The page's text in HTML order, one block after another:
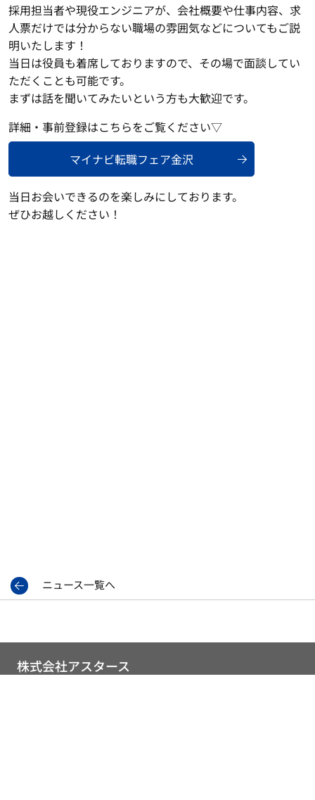
採用担当者や現役エンジニアが、会社概要や仕事内容、求
人票だけでは分からない職場の雰囲気などについてもご説
明いたします！
当日は役員も着席しておりますので、その場で面談してい
ただくことも可能です。
まずは話を聞いてみたいという方も大歓迎です。
詳細・事前登録はこちらをご覧ください▽
マイナビ転職フェア金沢
当日お会いできるのを楽しみにしております。
ぜひお越しください！
ニュース一覧へ
株式会社アスタース